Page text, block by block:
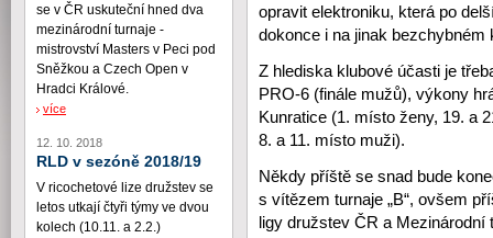
opravit elektroniku, která po
dokonce i na jinak bezchybném
Z hlediska klubové účasti je
PRO-6 (finále mužů), výkony
Kunratice (1. místo ženy, 19. a
8. a 11. místo muži).
Někdy příště se snad bude
s vítězem turnaje „B“, ovšem
ligy družstev ČR a
se v ČR uskuteční hned dva
mezinárodní turnaje -
mistrovství Masters v Peci pod
Sněžkou a Czech Open v
Hradci Králové.
více
12. 10. 2018
RLD v sezóně 2018/19
V ricochetové lize družstev se
letos utkají čtyři týmy ve dvou
kolech (10.11. a 2.2.)